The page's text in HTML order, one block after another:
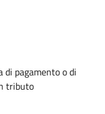
di pagamento o di
tributo